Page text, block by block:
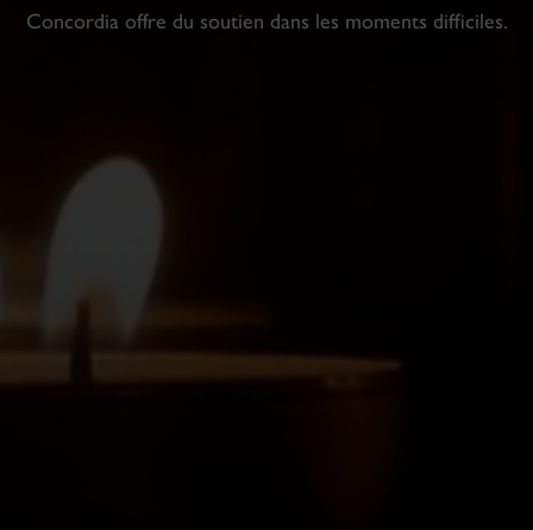
Concordia offre du soutien dans les moments difficiles.